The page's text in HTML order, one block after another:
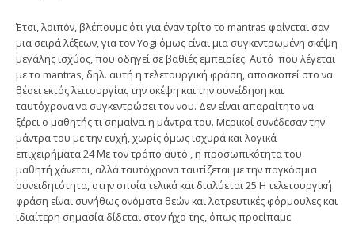
Έτσι, λοιπόν, βλέπουμε ότι για έναν τρίτο το mantras φαίνεται σαν
μια σειρά λέξεων, για τον Yogi όμως είναι μια συγκεντρωμένη σκέψη
μεγάλης ισχύος, που οδηγεί σε βαθιές εμπειρίες. Αυτό που λέγεται
με το mantras, δηλ. αυτή η τελετουργική φράση, αποσκοπεί στο να
θέσει εκτός λειτουργίας την σκέψη και την συνείδηση και
ταυτόχρονα να συγκεντρώσει τον νου. Δεν είναι απαραίτητο να
ξέρει ο μαθητής τι σημαίνει η μάντρα του. Μερικοί συνέδεσαν την
μάντρα του με την ευχή, χωρίς όμως ισχυρά και λογικά
επιχειρήματα 24 Με τον τρόπο αυτό , η προσωπικότητα του
μαθητή χάνεται, αλλά ταυτόχρονα ταυτίζεται με την παγκόσμια
συνειδητότητα, στην οποία τελικά και διαλύε­ται 25 Η τελετουργική
φράση είναι συνήθως ονόματα θεών και λατρευτικές φόρμουλες και
ιδιαίτερη σημασία δίδεται στον ήχο της, όπως προείπαμε.